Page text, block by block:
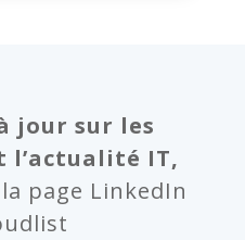
jour sur les
l’actualité IT,
page LinkedIn